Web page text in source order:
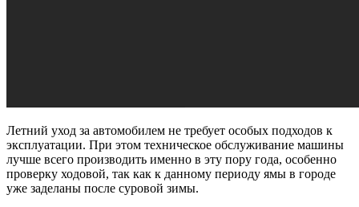
Летний уход за автомобилем не требует особых подходов к
эксплуатации. При этом техническое обслуживание машины
лучше всего производить именно в эту пору года, особенно
проверку ходовой, так как к данному периоду ямы в городе
уже заделаны после суровой зимы.